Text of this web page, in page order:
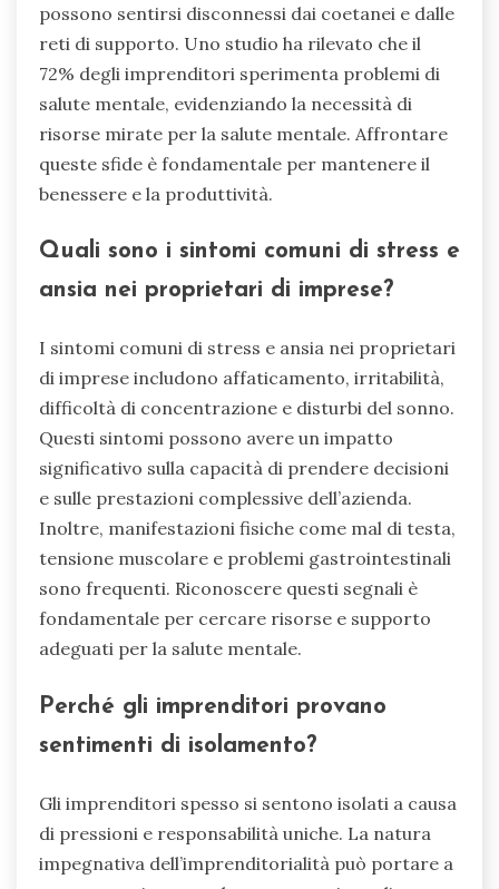
possono sentirsi disconnessi dai coetanei e dalle
reti di supporto. Uno studio ha rilevato che il
72% degli imprenditori sperimenta problemi di
salute mentale, evidenziando la necessità di
risorse mirate per la salute mentale. Affrontare
queste sfide è fondamentale per mantenere il
benessere e la produttività.
Quali sono i sintomi comuni di stress e
ansia nei proprietari di imprese?
I sintomi comuni di stress e ansia nei proprietari
di imprese includono affaticamento, irritabilità,
difficoltà di concentrazione e disturbi del sonno.
Questi sintomi possono avere un impatto
significativo sulla capacità di prendere decisioni
e sulle prestazioni complessive dell’azienda.
Inoltre, manifestazioni fisiche come mal di testa,
tensione muscolare e problemi gastrointestinali
sono frequenti. Riconoscere questi segnali è
fondamentale per cercare risorse e supporto
adeguati per la salute mentale.
Perché gli imprenditori provano
sentimenti di isolamento?
Gli imprenditori spesso si sentono isolati a causa
di pressioni e responsabilità uniche. La natura
impegnativa dell’imprenditorialità può portare a